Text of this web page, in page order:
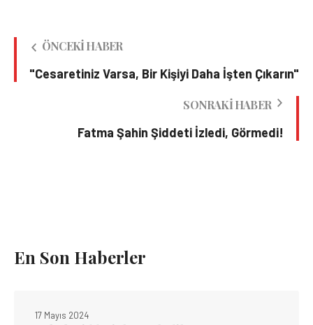
ÖNCEKI HABER
"Cesaretiniz Varsa, Bir Kişiyi Daha İşten Çıkarın"
SONRAKI HABER
Fatma Şahin Şiddeti İzledi, Görmedi!
En Son Haberler
17 Mayıs 2024